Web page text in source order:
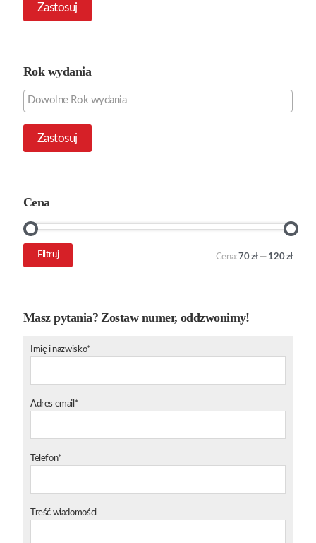
Zastosuj
Rok wydania
Zastosuj
Cena
Cena
Cena
Filtruj Cena: 70 zł— 120 zł
Masz pytania? Zostaw numer, oddzwonimy!
Imię i nazwisko*
Adres email*
Telefon*
Treść wiadomości